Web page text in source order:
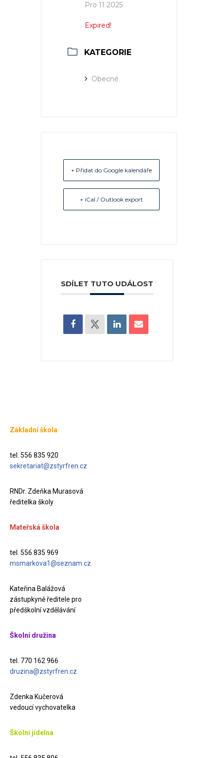
Pro 11 2025
Expired!
KATEGORIE
Obecné
+ Přidat do Google kalendáře
+ iCal / Outlook export
SDÍLET TUTO UDÁLOST
Základní škola
tel. 556 835 920
sekretariat@zstyrfren.cz
RNDr. Zdeňka Murasová
ředitelka školy
Mateřská škola
tel. 556 835 969
msmarkova1@seznam.cz
Kateřina Balážová
zástupkyně ředitele pro
předškolní vzdělávání
Školní družina
tel. 770 162 966
druzina@zstyrfren.cz
Zdenka Kučerová
vedoucí vychovatelka
Školní jídelna